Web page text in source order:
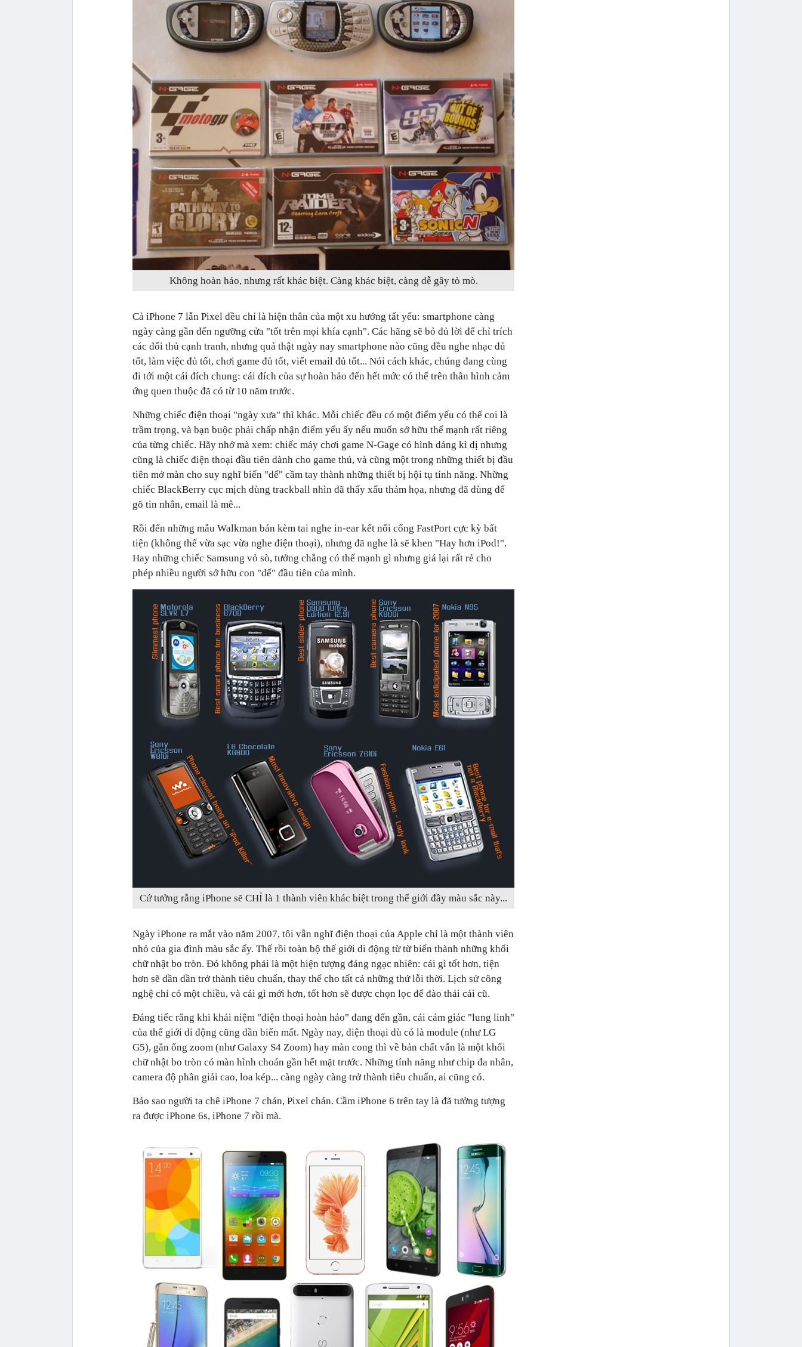
Không hoàn hảo, nhưng rất khác biệt. Càng khác biệt, càng dễ gây tò mò.
Cả iPhone 7 lẫn Pixel đều chỉ là hiện thân của một xu hướng tất yếu: smartphone càng
ngày càng gần đến ngưỡng cửa "tốt trên mọi khía cạnh". Các hãng sẽ bỏ đủ lời để chỉ trích
các đối thủ cạnh tranh, nhưng quả thật ngày nay smartphone nào cũng đều nghe nhạc đủ
tốt, làm việc đủ tốt, chơi game đủ tốt, viết email đủ tốt... Nói cách khác, chúng đang cùng
đi tới một cái đích chung: cái đích của sự hoàn hảo đến hết mức có thể trên thân hình cảm
ứng quen thuộc đã có từ 10 năm trước.
Những chiếc điện thoại "ngày xưa" thì khác. Mỗi chiếc đều có một điểm yếu có thể coi là
trầm trọng, và bạn buộc phải chấp nhận điểm yếu ấy nếu muốn sở hữu thế mạnh rất riêng
của từng chiếc. Hãy nhớ mà xem: chiếc máy chơi game N-Gage có hình dáng kì dị nhưng
cũng là chiếc điện thoại đầu tiên dành cho game thủ, và cũng một trong những thiết bị đầu
tiên mở màn cho suy nghĩ biến "dế" cầm tay thành những thiết bị hội tụ tính năng. Những
chiếc BlackBerry cục mịch dùng trackball nhìn đã thấy xấu thảm họa, nhưng đã dùng để
gõ tin nhắn, email là mê...
Rồi đến những mẫu Walkman bán kèm tai nghe in-ear kết nối cổng FastPort cực kỳ bất
tiện (không thể vừa sạc vừa nghe điện thoại), nhưng đã nghe là sẽ khen "Hay hơn iPod!".
Hay những chiếc Samsung vỏ sò, tưởng chẳng có thế mạnh gì nhưng giá lại rất rẻ cho
phép nhiều người sở hữu con "dế" đầu tiên của mình.
Cứ tưởng rằng iPhone sẽ CHỈ là 1 thành viên khác biệt trong thế giới đầy màu sắc này...
Ngày iPhone ra mắt vào năm 2007, tôi vẫn nghĩ điện thoại của Apple chỉ là một thành viên
nhỏ của gia đình màu sắc ấy. Thế rồi toàn bộ thế giới di động từ từ biến thành những khối
chữ nhật bo tròn. Đó không phải là một hiện tượng đáng ngạc nhiên: cái gì tốt hơn, tiện
hơn sẽ dần dần trở thành tiêu chuẩn, thay thế cho tất cả những thứ lỗi thời. Lịch sử công
nghệ chỉ có một chiều, và cái gì mới hơn, tốt hơn sẽ được chọn lọc để đào thải cái cũ.
Đáng tiếc rằng khi khái niệm "điện thoại hoàn hảo" đang đến gần, cái cảm giác "lung linh"
của thế giới di động cũng dần biến mất. Ngày nay, điện thoại dù có là module (như LG
G5), gắn ống zoom (như Galaxy S4 Zoom) hay màn cong thì về bản chất vẫn là một khối
chữ nhật bo tròn có màn hình choán gần hết mặt trước. Những tính năng như chip đa nhân,
camera độ phân giải cao, loa kép... càng ngày càng trở thành tiêu chuẩn, ai cũng có.
Bảo sao người ta chê iPhone 7 chán, Pixel chán. Cầm iPhone 6 trên tay là đã tưởng tượng
ra được iPhone 6s, iPhone 7 rồi mà.